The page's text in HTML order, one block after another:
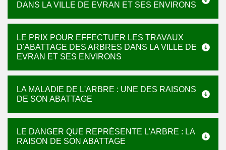
DANS LA VILLE DE EVRAN ET SES ENVIRONS
LE PRIX POUR EFFECTUER LES TRAVAUX
D'ABATTAGE DES ARBRES DANS LA VILLE DE
EVRAN ET SES ENVIRONS
LA MALADIE DE L'ARBRE : UNE DES RAISONS
DE SON ABATTAGE
LE DANGER QUE REPRÉSENTE L'ARBRE : LA
RAISON DE SON ABATTAGE